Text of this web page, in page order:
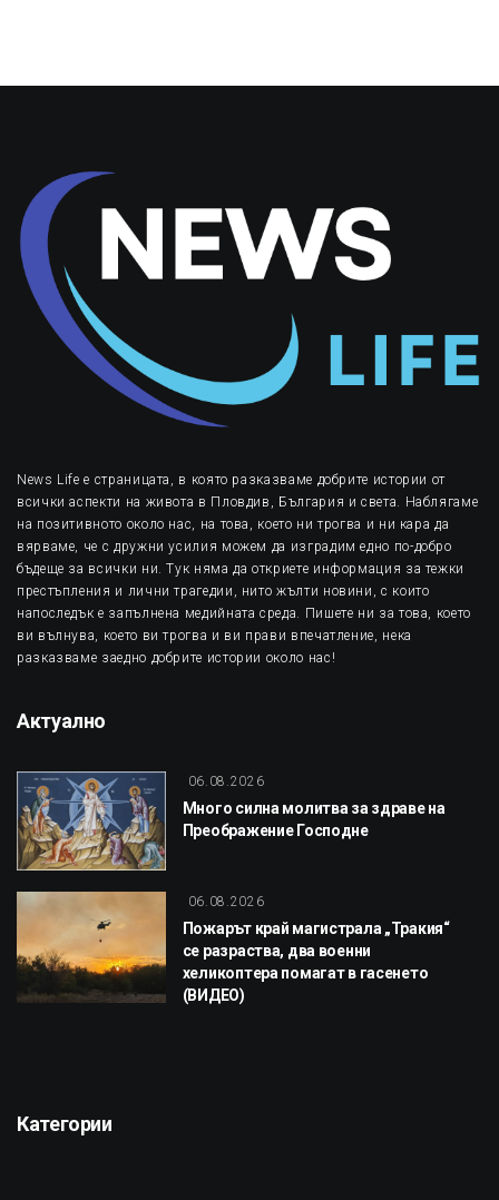
News Life е страницата, в която разказваме добрите истории от
всички аспекти на живота в Пловдив, България и света. Наблягаме
на позитивното около нас, на това, което ни трогва и ни кара да
вярваме, че с дружни усилия можем да изградим едно по-добро
бъдеще за всички ни. Тук няма да откриете информация за тежки
престъпления и лични трагедии, нито жълти новини, с които
напоследък е запълнена медийната среда. Пишете ни за това, което
ви вълнува, което ви трогва и ви прави впечатление, нека
разказваме заедно добрите истории около нас!
Актуално
06.08.2026
Много силна молитва за здраве на
Преображение Господне
06.08.2026
Пожарът край магистрала „Тракия“
се разраства, два военни
хеликоптера помагат в гасенето
(ВИДЕО)
Категории